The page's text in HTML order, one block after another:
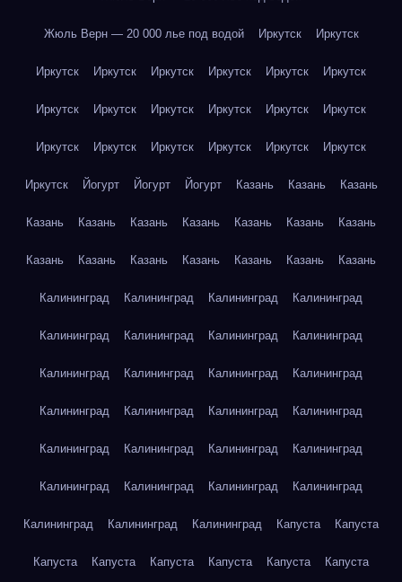
Жюль Верн — 20 000 лье под водой Иркутск Иркутск
Иркутск Иркутск Иркутск Иркутск Иркутск Иркутск
Иркутск Иркутск Иркутск Иркутск Иркутск Иркутск
Иркутск Иркутск Иркутск Иркутск Иркутск Иркутск
Иркутск Йогурт Йогурт Йогурт Казань Казань Казань
Казань Казань Казань Казань Казань Казань Казань
Казань Казань Казань Казань Казань Казань Казань
Калининград Калининград Калининград Калининград
Калининград Калининград Калининград Калининград
Калининград Калининград Калининград Калининград
Калининград Калининград Калининград Калининград
Калининград Калининград Калининград Калининград
Калининград Калининград Калининград Калининград
Калининград Калининград Калининград Капуста Капуста
Капуста Капуста Капуста Капуста Капуста Капуста